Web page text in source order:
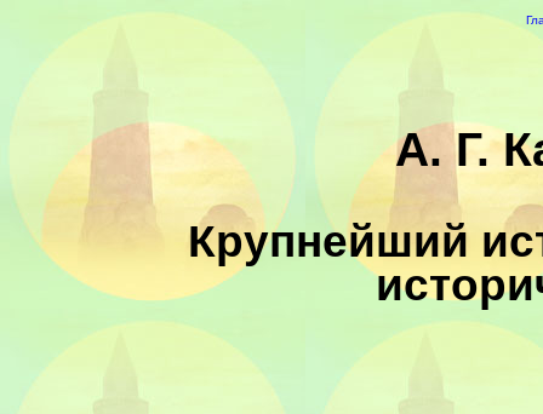
А. Г.
Крупнейший